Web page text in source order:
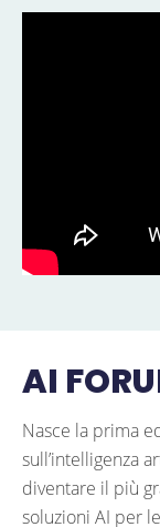
AI
Nasce la prima
sull’intelligenza
diventare il più
soluzioni AI per